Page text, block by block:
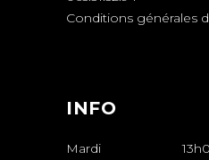
Conditions générales
INFO
Mardi